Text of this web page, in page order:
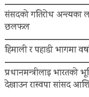
संसदको गतिरोध अन्त्यका
छलफल
हिमाली र पहाडी भागमा
प्रधानमन्त्रीलाइ भारतको
देखाउन रास्वपा सांसद